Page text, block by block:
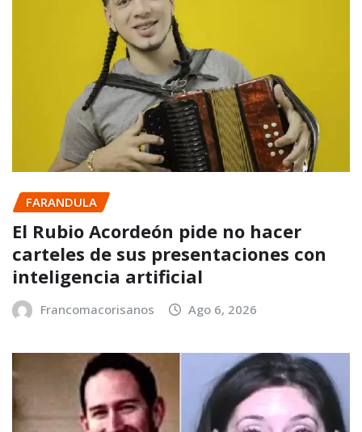
FARANDULA
El Rubio Acordeón pide no hacer
carteles de sus presentaciones con
inteligencia artificial
Francomacorisanos Ago 6, 2026